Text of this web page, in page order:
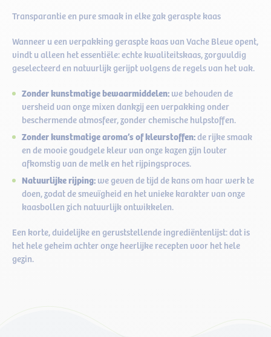
Transparantie en pure smaak in elke zak geraspte kaas
Wanneer u een verpakking geraspte kaas van Vache Bleue opent,
vindt u alleen het essentiële: echte kwaliteitskaas, zorgvuldig
geselecteerd en natuurlijk gerijpt volgens de regels van het vak.
Zonder kunstmatige bewaarmiddelen: we behouden de
versheid van onze mixen dankzij een verpakking onder
beschermende atmosfeer, zonder chemische hulpstoffen.
Zonder kunstmatige aroma’s of kleurstoffen:de rijke smaak
en de mooie goudgele kleur van onze kazen zijn louter
afkomstig van de melk en het rijpingsproces.
Natuurlijke rijping: we geven de tijd de kans om haar werk te
doen, zodat de smeuïgheid en het unieke karakter van onze
kaasbollen zich natuurlijk ontwikkelen.
Een korte, duidelijke en geruststellende ingrediëntenlijst: dat is
het hele geheim achter onze heerlijke recepten voor het hele
gezin.